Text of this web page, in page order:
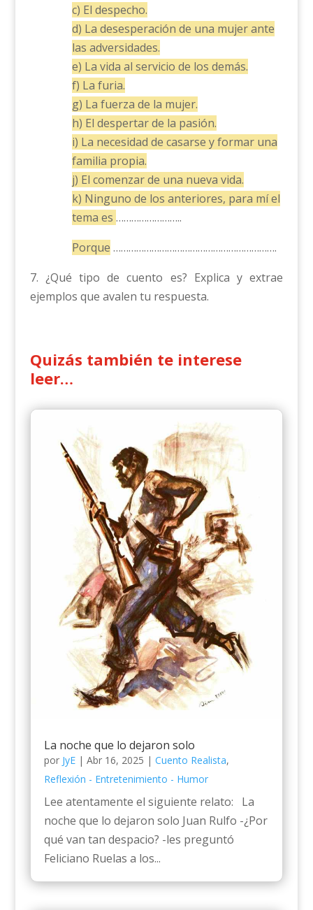
c) El despecho.
d) La desesperación de una mujer ante
las adversidades.
e) La vida al servicio de los demás.
f) La furia.
g) La fuerza de la mujer.
h) El despertar de la pasión.
i) La necesidad de casarse y formar una
familia propia.
j) El comenzar de una nueva vida.
k) Ninguno de los anteriores, para mí el
tema es ……………………..
Porque ……………………………………………………….
7. ¿Qué tipo de cuento es? Explica y extrae
ejemplos que avalen tu respuesta.
Quizás también te interese
leer…
La noche que lo dejaron solo
por JyE| Abr 16, 2025 | Cuento Realista,
Reflexión - Entretenimiento - Humor
Lee atentamente el siguiente relato: La
noche que lo dejaron solo Juan Rulfo -¿Por
qué van tan despacio? -les preguntó
Feliciano Ruelas a los...